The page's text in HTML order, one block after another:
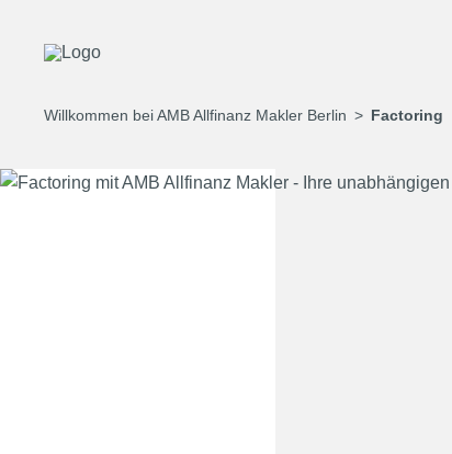
Willkommen bei AMB Allfinanz Makler Berlin Factoring